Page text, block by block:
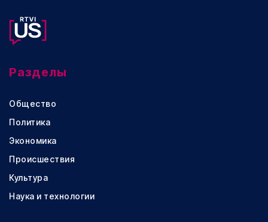
Разделы
Общество
Политика
Экономика
Происшествия
Культура
Наука и технологии